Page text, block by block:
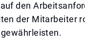
den
der Mitarbeiter